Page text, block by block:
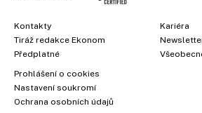
Kontakty
Tiráž redakce Ekonom
Předplatné
Kariéra
Prohlášení o cookies
Nastavení soukromí
Ochrana osobních údajů